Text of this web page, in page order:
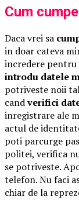
Cum
Daca vrei sa
in doar cateva
incredere pentru
introdu datele
potriveste noii
candverifici
inregistrare ale
actul de
poti parcurge
politei, verifica
se potriveste.
telefon. Nu faci
chiar de la